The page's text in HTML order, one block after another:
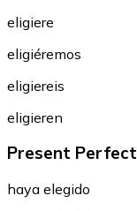
eligiere
eligiéremos
eligiereis
eligieren
Present Perfect
haya elegido